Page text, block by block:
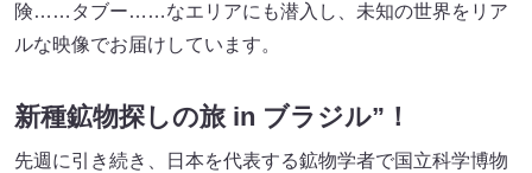
険……タブー……なエリアにも潜入し、未知の世界をリア
ルな映像でお届けしています。
新種鉱物探しの旅 in ブラジル”！
先週に引き続き、日本を代表する鉱物学者で国立科学博物